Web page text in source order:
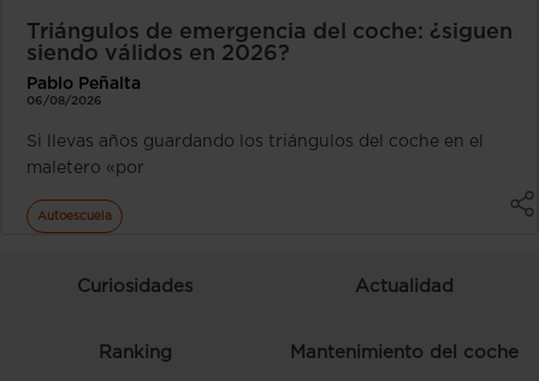
Triángulos de emergencia del coche: ¿siguen
siendo válidos en 2026?
Pablo Peñalta
06/08/2026
Si llevas años guardando los triángulos del coche en el
maletero «por
Autoescuela
Curiosidades Actualidad
Ranking Mantenimiento del coche